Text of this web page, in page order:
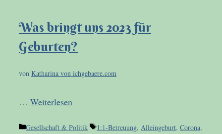
Was bringt uns 2023 für
Geburten?
von Katharina von ichgebaere.com
… Weiterlesen
Kategorien
Gesellschaft & Politik Schlagwörter
1:1-Betreuung, Alleingeburt, Corona,